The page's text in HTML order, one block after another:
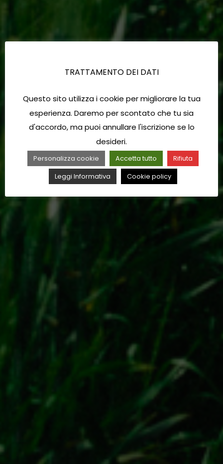
TRATTAMENTO DEI DATI
Questo sito utilizza i cookie per migliorare la tua
esperienza. Daremo per scontato che tu sia
d'accordo, ma puoi annullare l'iscrizione se lo
desideri.
Personalizza cookie Accetta tutto
Rifiuta
Leggi Informativa
Cookie policy